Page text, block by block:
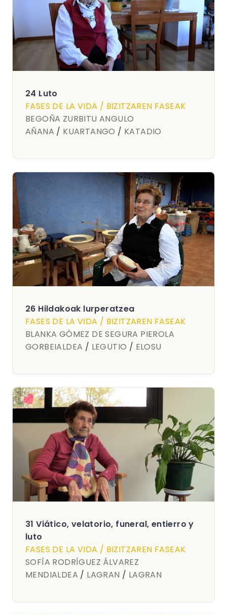
24 Luto
FASES DE LA VIDA / BIZITZAREN FASEAK
BEGOÑA ZURBITU ANGULO
AÑANA / KUARTANGO / KATADIO
26 Hildakoak lurperatzea
FASES DE LA VIDA / BIZITZAREN FASEAK
BLANKA GÓMEZ DE SEGURA PIEROLA
GORBEIALDEA / LEGUTIO / ELOSU
31 Viático, velatorio, funeral, entierro y
luto
FASES DE LA VIDA / BIZITZAREN FASEAK
SOFÍA RODRÍGUEZ ÁLVAREZ
MENDIALDEA / LAGRAN / LAGRAN